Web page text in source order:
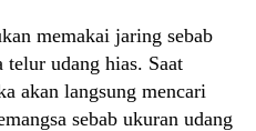
memakai jaring sebab
telur udang hias. Saat
akan langsung mencari
sebab ukuran udang